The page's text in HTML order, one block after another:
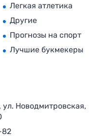
Легкая атлетика
Другие
Прогнозы на спорт
Лучшие букмекеры
ул. Новодмитровская,
82